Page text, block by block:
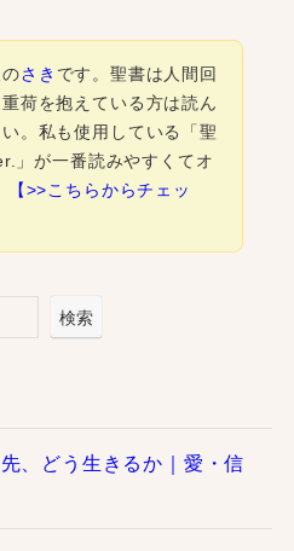
さき です。聖書は人間回
荷を抱えている方は読ん
。私も使用している「聖
」が一番読みやすくてオ
【>>こちらからチェッ
検索
、どう生きるか｜愛・信